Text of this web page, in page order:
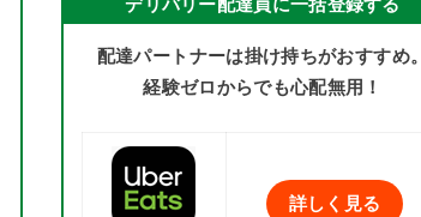
デリバリー配達員に一括登録する
配達パートナーは掛け持ちがおすすめ。
経験ゼロからでも心配無用！
詳しく見る